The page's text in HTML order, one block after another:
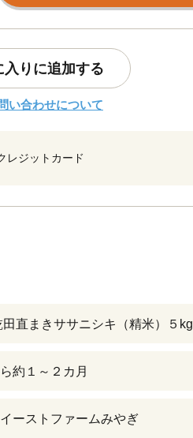
入りに追加する
い合わせについて
レジットカード
田直まきササニシキ（精米）５kg
約１～２カ月
ーストファームみやぎ